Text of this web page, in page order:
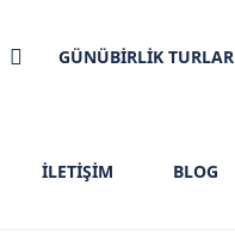
GÜNÜBİRLİK TURLAR
İLETIŞIM BLOG